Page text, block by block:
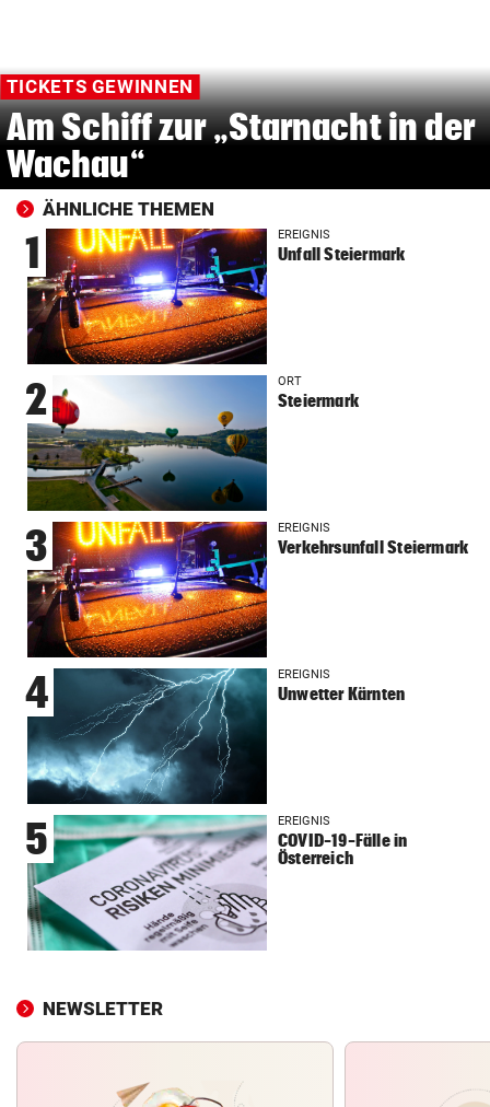
TICKETS GEWINNEN
Am Schiff zur „Starnacht in der
Wachau“
ÄHNLICHE THEMEN
1 EREIGNIS
Unfall Steiermark
2 ORT
Steiermark
3 EREIGNIS
Verkehrsunfall Steiermark
4 EREIGNIS
Unwetter Kärnten
5 EREIGNIS
COVID-19-Fälle in
Österreich
NEWSLETTER